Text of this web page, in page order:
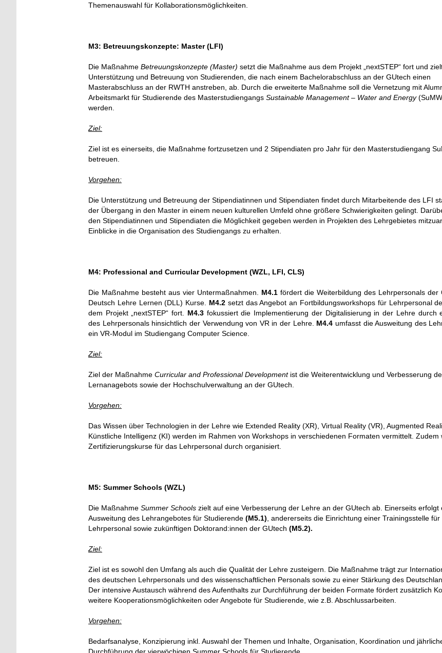
Themenauswahl für Kollaborationsmöglichkeiten.
M3: Betreuungskonzepte: Master (LFI)
Die Maßnahme Betreuungskonzepte (Master) setzt die Maßnahme aus dem Projekt „nextSTEP“ fort und
Unterstützung und Betreuung von Studierenden, die nach einem Bachelorabschluss an der GUtech einen
Masterabschluss an der RWTH anstreben, ab. Durch die erweiterte Maßnahme soll die Vernetzung mit
Arbeitsmarkt für Studierende des Masterstudiengangs Sustainable Management – Water and Energy
werden.
Ziel:
Ziel ist es einerseits, die Maßnahme fortzusetzen und 2 Stipendiaten pro Jahr für den Masterstudiengang
betreuen.
Vorgehen:
Die Unterstützung und Betreuung der Stipendiatinnen und Stipendiaten findet durch Mitarbeitende des LFI
der Übergang in den Master in einem neuen kulturellen Umfeld ohne größere Schwierigkeiten gelingt.
den Stipendiatinnen und Stipendiaten die Möglichkeit gegeben werden in Projekten des Lehrgebietes
Einblicke in die Organisation des Studiengangs zu erhalten.
M4: Professional and Curricular Development (WZL, LFI, CLS)
Die Maßnahme besteht aus vier Untermaßnahmen. M4.1 fördert die Weiterbildung des Lehrpersonals der
Deutsch Lehre Lernen (DLL) Kurse. M4.2 setzt das Angebot an Fortbildungsworkshops für Lehrpersonal
dem Projekt „nextSTEP“ fort. M4.3fokussiert die Implementierung der Digitalisierung in der Lehre durch
des Lehrpersonals hinsichtlich der Verwendung von VR in der Lehre. M4.4 umfasst die Ausweitung des
ein VR-Modul im Studiengang Computer Science.
Ziel:
Ziel der Maßnahme Curricular and Professional Developmentist die Weiterentwicklung und Verbesserung
Lernanagebots sowie der Hochschulverwaltung an der GUtech.
Vorgehen:
Das Wissen über Technologien in der Lehre wie Extended Reality (XR), Virtual Reality (VR), Augmented
Künstliche Intelligenz (KI) werden im Rahmen von Workshops in verschiedenen Formaten vermittelt. Zudem
Zertifizierungskurse für das Lehrpersonal durch organisiert.
M5: Summer Schools (WZL)
Die Maßnahme Summer Schools zielt auf eine Verbesserung der Lehre an der GUtech ab. Einerseits erfolgt
Ausweitung des Lehrangebotes für Studierende (M5.1), andererseits die Einrichtung einer Trainingsstelle für
Lehrpersonal sowie zukünftigen Doktorand:innen der GUtech (M5.2).
Ziel:
Ziel ist es sowohl den Umfang als auch die Qualität der Lehre zusteigern. Die Maßnahme trägt zur
des deutschen Lehrpersonals und des wissenschaftlichen Personals sowie zu einer Stärkung des
Der intensive Austausch während des Aufenthalts zur Durchführung der beiden Formate fördert zusätzlich
weitere Kooperationsmöglichkeiten oder Angebote für Studierende, wie z.B. Abschlussarbeiten.
Vorgehen:
Bedarfsanalyse, Konzipierung inkl. Auswahl der Themen und Inhalte, Organisation, Koordination und